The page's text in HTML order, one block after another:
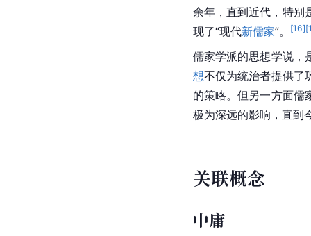
余年，直到近代，特别
现了“现代新儒家”。 [16][
儒家学派的思想学说，
想不仅为统治者提供了
的策略。但另一方面儒
极为深远的影响，直到
关联概念
中庸